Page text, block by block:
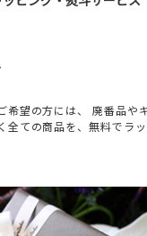
希望の方には、 廃番品や
全ての商品を、無料でラ